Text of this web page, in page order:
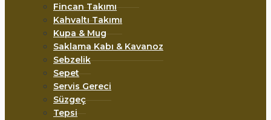
Fincan Takımı
Kahvaltı Takımı
Kupa & Mug
Saklama Kabı & Kavanoz
Sebzelik
Sepet
Servis Gereci
Süzgeç
Tepsi